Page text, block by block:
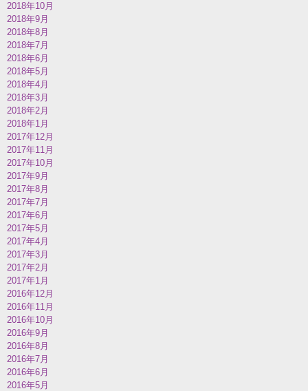
2018年10月
2018年9月
2018年8月
2018年7月
2018年6月
2018年5月
2018年4月
2018年3月
2018年2月
2018年1月
2017年12月
2017年11月
2017年10月
2017年9月
2017年8月
2017年7月
2017年6月
2017年5月
2017年4月
2017年3月
2017年2月
2017年1月
2016年12月
2016年11月
2016年10月
2016年9月
2016年8月
2016年7月
2016年6月
2016年5月